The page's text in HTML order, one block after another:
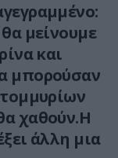
μείνουμε
και
μπορούσαν
χαθούν.Η
άλλη μια